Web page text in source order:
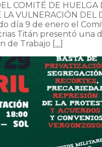
COMITÉ DE HUELGA
VULNERACIÓN DEL
día 9 de enero el
Titán presentó una
de Trabajo […]